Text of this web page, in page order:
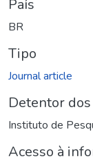
País
BR
Tipo
Journal article
Detentor
Instituto de
Acesso à